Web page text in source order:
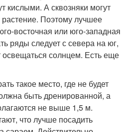
кислыми. А сквозняки могут
Поэтому лучшее
восточная или юго-западная
ряды следует с севера на юг,
освещаться солнцем. Есть еще
такое место, где не будет
быть дренированной, а
не выше 1,5 м.
что лучше посадить